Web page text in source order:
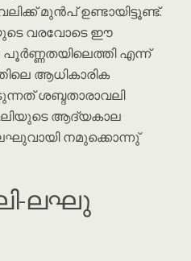
മുൻപ് ഉണ്ടായിട്ടൂണ്ട്.
വരവോടെ ഈ
പൂർണ്ണതയിലെത്തി എന്ന്
ആധികാരിക
ശബ്ദതാരാവലി
ആദ്യകാല
ലഘുവായി നമുക്കൊന്നു്
ലഘു